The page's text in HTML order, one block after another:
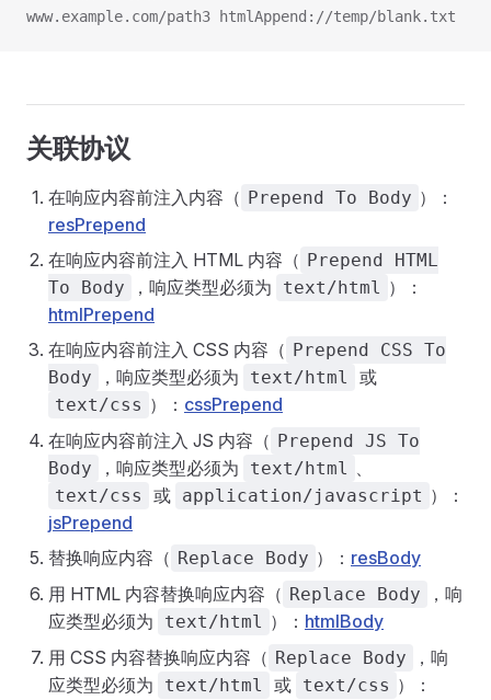
www.example.com/path3 htmlAppend://temp/blank.txt
关联协议
在响应内容前注入内容（ Prepend To Body ）：
resPrepend
在响应内容前注入 HTML 内容（ Prepend HTML
To Body
，响应类型必须为 text/html ）：
htmlPrepend
在响应内容前注入 CSS 内容（ Prepend CSS To
Body
，响应类型必须为 text/html 或
text/css ）： cssPrepend
在响应内容前注入 JS 内容（ Prepend JS To
Body
，响应类型必须为 text/html 、
text/css 或 application/javascript ）：
jsPrepend
替换响应内容（ Replace Body ）： resBody
用 HTML 内容替换响应内容（ Replace Body
，响
应类型必须为
text/html ）： htmlBody
用 CSS 内容替换响应内容（ Replace Body
，响
应类型必须为
text/html 或 text/css ）：